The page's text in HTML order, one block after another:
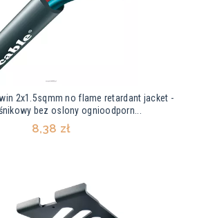
2x1.5sqmm no flame retardant jacket -
bez oslony ognioodporn...
8,38 zł